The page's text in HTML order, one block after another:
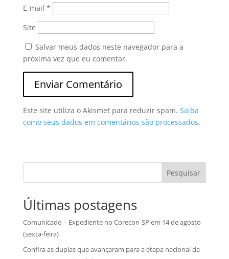
E-mail *
Site
Salvar meus dados neste navegador para a
próxima vez que eu comentar.
Este site utiliza o Akismet para reduzir spam. Saiba
como seus dados em comentários são processados.
Pesquisar
Últimas postagens
Comunicado – Expediente no Corecon-SP em 14 de agosto
(sexta-feira)
Confira as duplas que avançaram para a etapa nacional da